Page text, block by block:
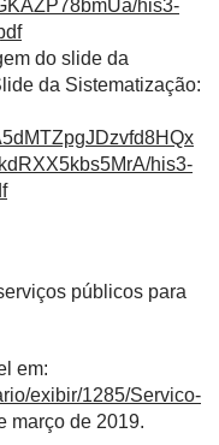
his3-
do slide da
da Sistematização:
his3-
públicos para
em:
exibir/1285/Servico-
março de 2019.